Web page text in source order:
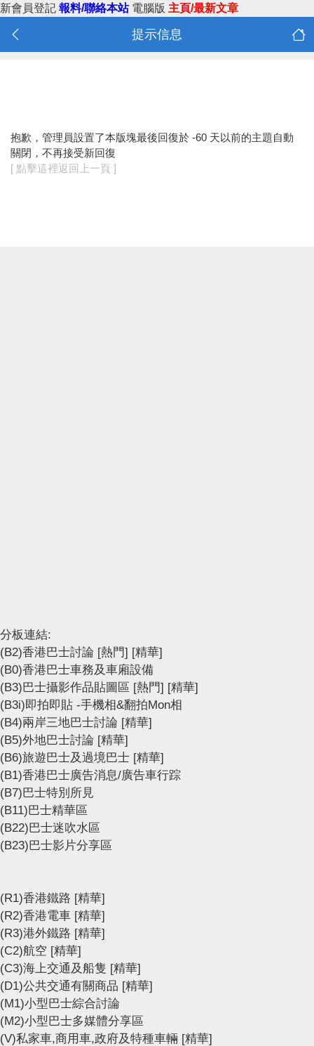
新會員登記 報料/聯絡本站 電腦版 主頁/最新文章
提示信息
抱歉，管理員設置了本版塊最後回復於 -60 天以前的主題自動
關閉，不再接受新回復
[ 點擊這裡返回上一頁 ]
分板連結:
(B2)香港巴士討論 [熱門] [精華]
(B0)香港巴士車務及車廂設備
(B3)巴士攝影作品貼圖區 [熱門] [精華]
(B3i)即拍即貼 -手機相&翻拍Mon相
(B4)兩岸三地巴士討論 [精華]
(B5)外地巴士討論 [精華]
(B6)旅遊巴士及過境巴士 [精華]
(B1)香港巴士廣告消息/廣告車行踪
(B7)巴士特別所見
(B11)巴士精華區
(B22)巴士迷吹水區
(B23)巴士影片分享區
(R1)香港鐵路 [精華]
(R2)香港電車 [精華]
(R3)港外鐵路 [精華]
(C2)航空 [精華]
(C3)海上交通及船隻 [精華]
(D1)公共交通有關商品 [精華]
(M1)小型巴士綜合討論
(M2)小型巴士多媒體分享區
(V)私家車,商用車,政府及特種車輛 [精華]